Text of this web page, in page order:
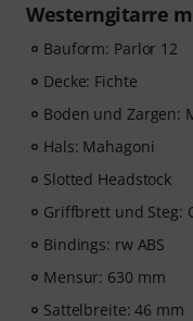
zugesendet. Das
automatisch.
Music2Me, dein
Ausgezeichnet mit
2025/2026 in der
Videolektionen für
Pop, Rock und
persönlichem
Übungsfunktion,
Westerngitarre
Bauform: Parlor 12
Decke: Fichte
Boden und Zargen:
Hals: Mahagoni
Slotted Headstock
Griffbrett und Steg:
Bindings: rw ABS
Mensur: 630 mm
Sattelbreite: 46 mm